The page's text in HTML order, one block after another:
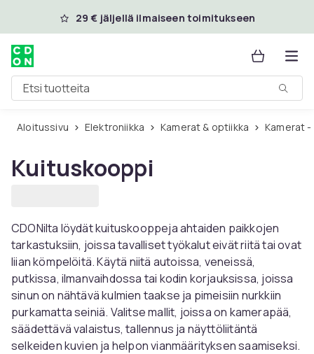
Ohita ja siirry pääsisältöön
29 € jäljellä ilmaiseen toimitukseen
Etsi tuotteita
Aloitussivu Elektroniikka Kamerat & optiikka Kamerat
Kuituskooppi
CDONilta löydät kuituskooppeja ahtaiden paikkojen
tarkastuksiin, joissa tavalliset työkalut eivät riitä tai ovat
liian kömpelöitä. Käytä niitä autoissa, veneissä,
putkissa, ilmanvaihdossa tai kodin korjauksissa, joissa
sinun on nähtävä kulmien taakse ja pimeisiin nurkkiin
purkamatta seiniä. Valitse mallit, joissa on kamerapää,
säädettävä valaistus, tallennus ja näyttöliitäntä
selkeiden kuvien ja helpon vianmäärityksen saamiseksi.